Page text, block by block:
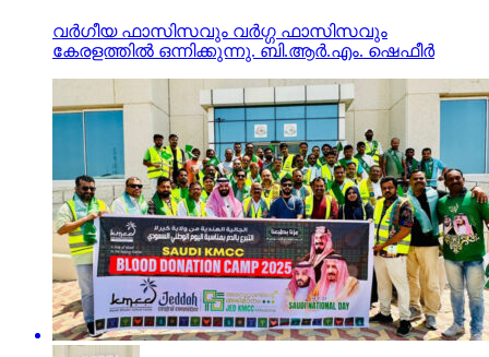
വർഗീയ ഫാസിസവും വർഗ്ഗ ഫാസിസവും
കേരളത്തിൽ ഒന്നിക്കുന്നു. ബി.ആർ.എം. ഷെഫീർ